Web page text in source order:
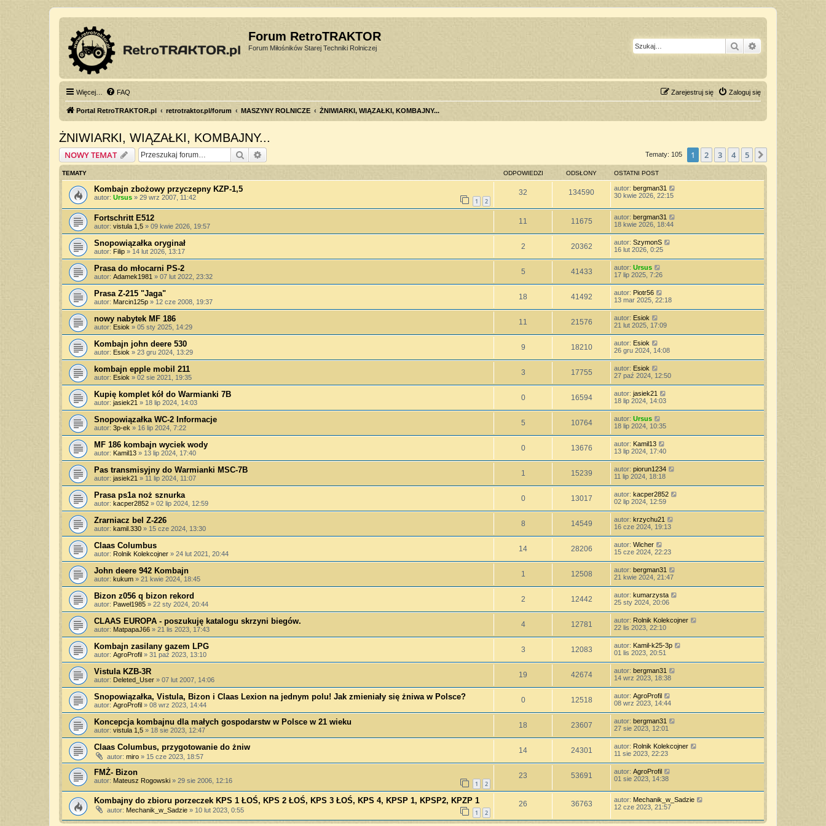
Forum RetroTRAKTOR
Forum Miłośników Starej Techniki Rolniczej Szukaj
Więcej… FAQ Zaloguj się
Zarejestruj się
Portal RetroTRAKTOR.pl retrotraktor.pl/forum MASZYNY ROLNICZE ŻNIWIARKI, WIĄZAŁKI, KOMBAJNY...
ŻNIWIARKI, WIĄZAŁKI, KOMBAJNY...
NOWY TEMAT Szukaj Tematy: 105 1 2 3 4 5
TEMATY ODPOWIEDZI ODSŁONY OSTATNI POST
Kombajn zbożowy przyczepny KZP-1,5
autor: Ursus » 29 wrz 2007, 11:42 1 2
32 134590 autor: bergman31
30 kwie 2026, 22:15
Fortschritt E512
autor: vistula 1,5 » 09 kwie 2026, 19:57
11 11675 autor: bergman31
18 kwie 2026, 18:44
Snopowiązałka oryginał
autor: Filip » 14 lut 2026, 13:17
2 20362 autor: SzymonS
16 lut 2026, 0:25
Prasa do młocarni PS-2
autor: Adamek1981 » 07 lut 2022, 23:32
5 41433 autor: Ursus
17 lip 2025, 7:26
Prasa Z-215 "Jaga"
autor: Marcin125p » 12 cze 2008, 19:37
18 41492 autor: Piotr56
13 mar 2025, 22:18
nowy nabytek MF 186
autor: Esiok » 05 sty 2025, 14:29
11 21576 autor: Esiok
21 lut 2025, 17:09
Kombajn john deere 530
autor: Esiok » 23 gru 2024, 13:29
9 18210 autor: Esiok
26 gru 2024, 14:08
kombajn epple mobil 211
autor: Esiok » 02 sie 2021, 19:35
3 17755 autor: Esiok
27 paź 2024, 12:50
Kupię komplet kół do Warmianki 7B
autor: jasiek21 » 18 lip 2024, 14:03
0 16594 autor: jasiek21
18 lip 2024, 14:03
Snopowiązałka WC-2 Informacje
autor: 3p-ek » 16 lip 2024, 7:22
5 10764 autor: Ursus
18 lip 2024, 10:35
MF 186 kombajn wyciek wody
autor: Kamil13 » 13 lip 2024, 17:40
0 13676 autor: Kamil13
13 lip 2024, 17:40
Pas transmisyjny do Warmianki MSC-7B
autor: jasiek21 » 11 lip 2024, 11:07
1 15239 autor: piorun1234
11 lip 2024, 18:18
Prasa ps1a noż sznurka
autor: kacper2852 » 02 lip 2024, 12:59
0 13017 autor: kacper2852
02 lip 2024, 12:59
Zrarniacz bel Z-226
autor: kamil.330 » 15 cze 2024, 13:30
8 14549 autor: krzychu21
16 cze 2024, 19:13
Claas Columbus
autor: Rolnik Kolekcojner » 24 lut 2021, 20:44
14 28206 autor: Wicher
15 cze 2024, 22:23
John deere 942 Kombajn
autor: kukum » 21 kwie 2024, 18:45
1 12508 autor: bergman31
21 kwie 2024, 21:47
Bizon z056 q bizon rekord
autor: Paweł1985 » 22 sty 2024, 20:44
2 12442 autor: kumarzysta
25 sty 2024, 20:06
CLAAS EUROPA - poszukuję katalogu skrzyni biegów.
autor: MatpapaJ66 » 21 lis 2023, 17:43
4 12781 autor: Rolnik Kolekcojner
22 lis 2023, 22:10
Kombajn zasilany gazem LPG
autor: AgroProfil » 31 paź 2023, 13:10
3 12083 autor: Kamil-k25-3p
01 lis 2023, 20:51
Vistula KZB-3R
autor: Deleted_User » 07 lut 2007, 14:06
19 42674 autor: bergman31
14 wrz 2023, 18:38
Snopowiązałka, Vistula, Bizon i Claas Lexion na jednym polu! Jak zmieniały się żniwa w Polsce?
autor: AgroProfil » 08 wrz 2023, 14:44
0 12518 autor: AgroProfil
08 wrz 2023, 14:44
Koncepcja kombajnu dla małych gospodarstw w Polsce w 21 wieku
autor: vistula 1,5 » 18 sie 2023, 12:47
18 23607 autor: bergman31
27 sie 2023, 12:01
Claas Columbus, przygotowanie do żniw
autor: miro » 15 cze 2023, 18:57
14 24301 autor: Rolnik Kolekcojner
11 sie 2023, 22:23
FMŻ- Bizon
autor: Mateusz Rogowski » 29 sie 2006, 12:16 1 2
23 53691 autor: AgroProfil
01 sie 2023, 14:38
Kombajny do zbioru porzeczek KPS 1 ŁOŚ, KPS 2 ŁOŚ, KPS 3 ŁOŚ, KPS 4, KPSP 1, KPSP2, KPZP 1
autor: Mechanik_w_Sadzie » 10 lut 2023, 0:55 1 2
26 36763 autor: Mechanik_w_Sadzie
12 cze 2023, 21:57